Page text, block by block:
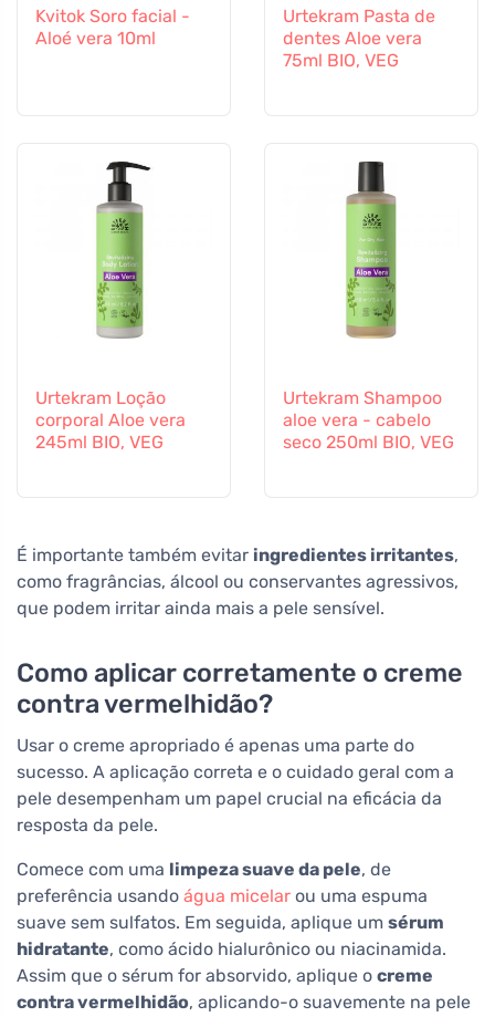
Kvitok Soro facial -
Aloé vera 10ml
Urtekram Pasta de
dentes Aloe vera
75ml BIO, VEG
Urtekram Loção
corporal Aloe vera
245ml BIO, VEG
Urtekram Shampoo
aloe vera - cabelo
seco 250ml BIO, VEG
É importante também evitar ingredientes irritantes,
como fragrâncias, álcool ou conservantes agressivos,
que podem irritar ainda mais a pele sensível.
Como aplicar corretamente o creme
contra vermelhidão?
Usar o creme apropriado é apenas uma parte do
sucesso. A aplicação correta e o cuidado geral com a
pele desempenham um papel crucial na eficácia da
resposta da pele.
Comece com uma limpeza suave da pele, de
preferência usando água micelar ou uma espuma
suave sem sulfatos. Em seguida, aplique um sérum
hidratante, como ácido hialurônico ou niacinamida.
Assim que o sérum for absorvido, aplique o creme
contra vermelhidão, aplicando-o suavemente na pele